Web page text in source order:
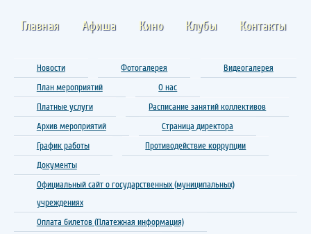
Главная Афиша Кино Клубы Контакты
Новости Фотогалерея
Видеогалерея
План мероприятий
О нас
Платные услуги
Расписание занятий коллективов
Архив мероприятий
Страница директора
График работы
Противодействие коррупции
Документы
Официальный сайт о государственных (муниципальных)
учреждениях
Оплата билетов (Платежная информация)